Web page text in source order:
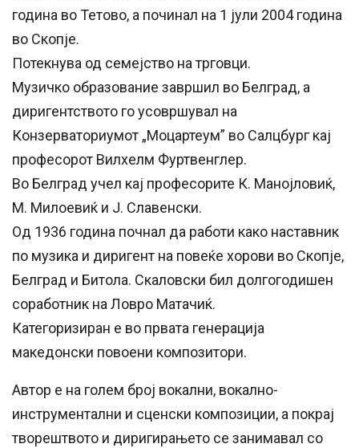
година во Тетово, а починал на 1 јули 2004 година
во Скопје.
Потекнува од семејство на трговци.
Музичко образование завршил во Белград, а
диригентството го усовршувал на
Конзерваториумот „Моцартеум” во Салцбург кај
професорот Вилхелм Фуртвенглер.
Во Белград учел кај професорите К. Манојловиќ,
М. Милоевиќ и Ј. Славенски.
Од 1936 година почнал да работи како наставник
по музика и диригент на повеќе хорови во Скопје,
Белград и Битола. Скаловски бил долгогодишен
соработник на Ловро Матачиќ.
Категоризиран е во првата генерација
македонски повоени композитори.
Автор е на голем број вокални, вокално-
инструментални и сценски композиции, а покрај
творештвото и диригирањето се занимавал со